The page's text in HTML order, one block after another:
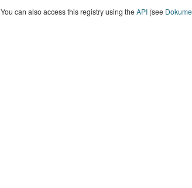
You can also access this registry using theAPI(see